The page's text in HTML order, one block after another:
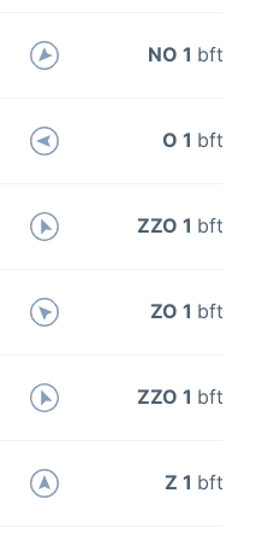
NO 1 bft
O 1 bft
ZZO 1 bft
ZO 1 bft
ZZO 1 bft
Z 1 bft